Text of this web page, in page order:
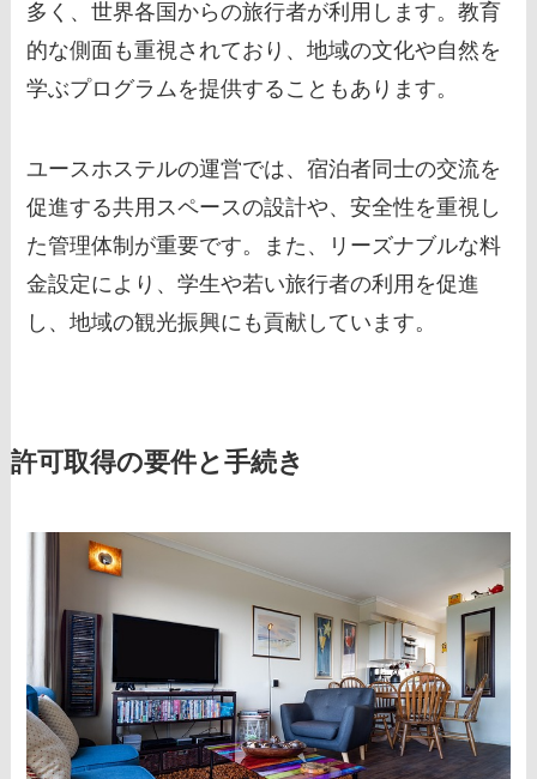
多く、世界各国からの旅行者が利用します。教育
的な側面も重視されており、地域の文化や自然を
学ぶプログラムを提供することもあります。
ユースホステルの運営では、宿泊者同士の交流を
促進する共用スペースの設計や、安全性を重視し
た管理体制が重要です。また、リーズナブルな料
金設定により、学生や若い旅行者の利用を促進
し、地域の観光振興にも貢献しています。
許可取得の要件と手続き